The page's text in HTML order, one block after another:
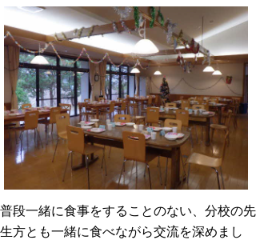
普段一緒に食事をすることのない、分校の先
生方とも一緒に食べながら交流を深めまし